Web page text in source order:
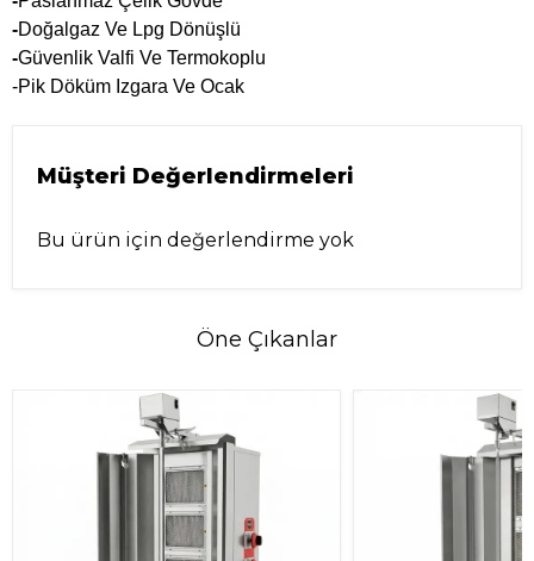
-Doğalgaz Ve Lpg Dönüşlü
-Güvenlik Valfi Ve Termokoplu
-Pik Döküm Izgara Ve Ocak
Müşteri Değerlendirmeleri
Bu ürün için değerlendirme yok
Öne Çıkanlar